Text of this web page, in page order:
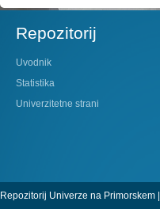
Repozitorij
Uvodnik
Statistika
Univerzitetne strani
Repozitorij Univerze na Primorskem |